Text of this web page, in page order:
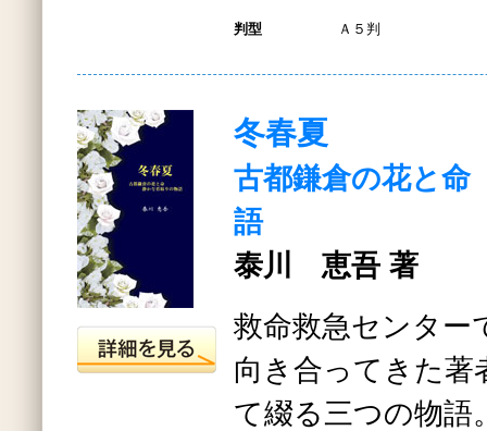
判型 Ａ５判
冬春夏
古都鎌倉の花と
語
泰川 恵吾 著
救命救急センター
向き合ってきた著
て綴る三つの物語